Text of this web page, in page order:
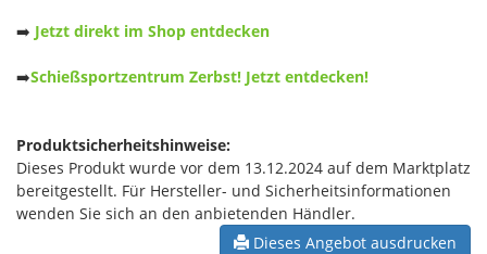
➡️ Jetzt direkt im Shop entdecken
➡️Schießsportzentrum Zerbst! Jetzt entdecken!
Produktsicherheitshinweise:
Dieses Produkt wurde vor dem 13.12.2024 auf dem Marktplatz
bereitgestellt. Für Hersteller- und Sicherheitsinformationen
wenden Sie sich an den anbietenden Händler.
Dieses Angebot ausdrucken